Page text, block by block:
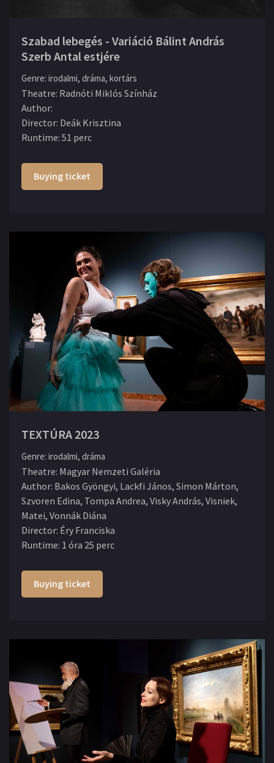
Szabad lebegés - Variáció Bálint András
Szerb Antal estjére
Genre: irodalmi, dráma, kortárs
Theatre: Radnóti Miklós Színház
Author:
Director: Deák Krisztina
Runtime: 51 perc
Buying ticket
TEXTÚRA 2023
Genre: irodalmi, dráma
Theatre: Magyar Nemzeti Galéria
Author: Bakos Gyöngyi, Lackfi János, Simon Márton,
Szvoren Edina, Tompa Andrea, Visky András, Visniek,
Matei, Vonnák Diána
Director: Éry Franciska
Runtime: 1 óra 25 perc
Buying ticket